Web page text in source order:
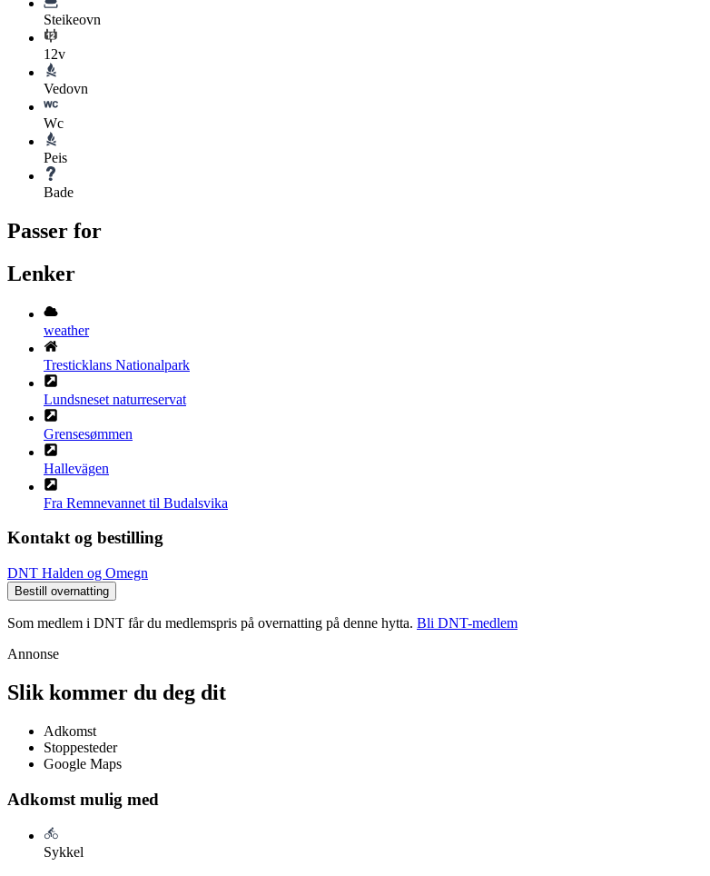
Steikeovn
12v
Vedovn
Wc
Peis
Bade
Passer for
Lenker
weather
Tresticklans Nationalpark
Lundsneset naturreservat
Grensesømmen
Hallevägen
Fra Remnevannet til Budalsvika
Kontakt og bestilling
DNT Halden og Omegn
Bestill overnatting
Som medlem i DNT får du medlemspris på overnatting på denne hytta. Bli DNT-medlem
Annonse
Slik kommer du deg dit
Adkomst
Stoppesteder
Google Maps
Adkomst mulig med
Sykkel